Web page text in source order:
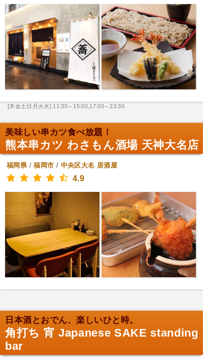
[木金土日月火水] 11:30～15:00,17:00～23:30
美味しい串カツ食べ放題！
熊本串カツ わさもん酒場 天神大名店
福岡県/福岡市 / 中央区大名 居酒屋
4.9
日本酒とおでん、楽しいひと時。
角打ち 宵 Japanese SAKE standing
bar